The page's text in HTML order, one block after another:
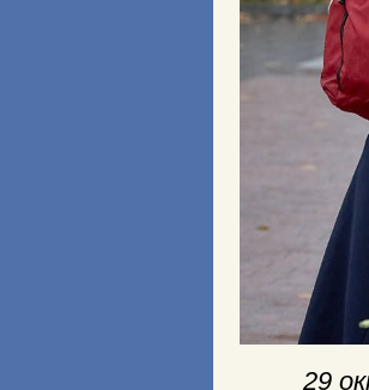
29